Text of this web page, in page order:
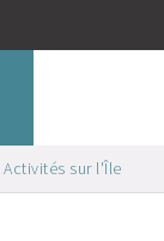
Activités sur l'Île